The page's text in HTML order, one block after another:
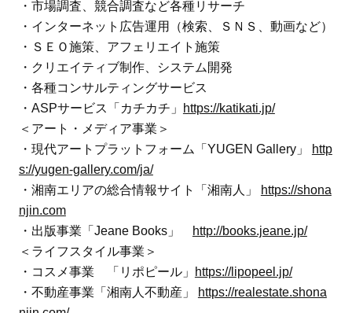
・市場調査、競合調査など各種リサーチ
・インターネット広告運用（検索、ＳＮＳ、動画など）
・ＳＥＯ施策、アフェリエイト施策
・クリエイティブ制作、システム開発
・各種コンサルティングサービス
・ASPサービス「カチカチ」
https://katikati.jp/
＜アート・メディア事業＞
・現代アートプラットフォーム「YUGEN Gallery」
http
s://yugen-gallery.com/ja/
・湘南エリアの総合情報サイト「湘南人」
https://shona
njin.com
・出版事業「Jeane Books」
http://books.jeane.jp/
＜ライフスタイル事業＞
・コスメ事業 「リポピール」
https://lipopeel.jp/
・不動産事業「湘南人不動産」
https://realestate.shona